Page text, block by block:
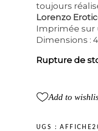
toujours
Lorenzo
Imprimée sur
Dimensions :
Rupture de
Add to
UGS :